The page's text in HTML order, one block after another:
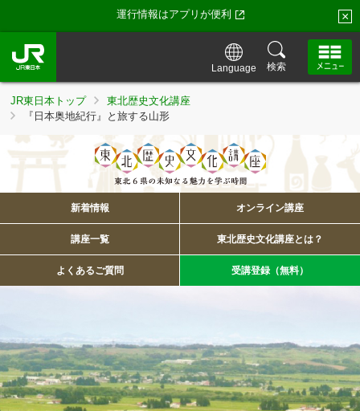
運行情報はアプリが便利 ×
Language 検索
JR東日本トップ
東北歴史文化講座
『日本奥地紀行』と旅する山形
新着情報 オンライン講座
講座一覧 東北歴史文化講座とは？
よくあるご質問 受講登録（無料）